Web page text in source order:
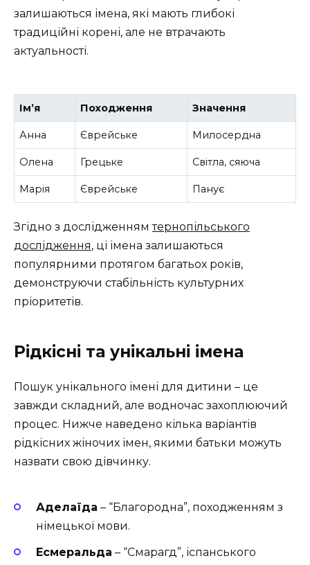
залишаються імена, які мають глибокі
традиційні корені, але не втрачають
актуальності.
Ім’я Походження Значення
Анна Єврейське Милосердна
Олена Грецьке Світла, сяюча
Марія Єврейське Панує
Згідно з дослідженнямтернопільського
дослідження, ці імена залишаються
популярними протягом багатьох років,
демонструючи стабільність культурних
пріоритетів.
Рідкісні та унікальні імена
Пошук унікального імені для дитини – це
завжди складний, але водночас захоплюючий
процес. Нижче наведено кілька варіантів
рідкісних жіночих імен, якими батьки можуть
назвати свою дівчинку.
Аделаїда – “Благородна”, походженням з
німецької мови.
Есмеральда – “Смарагд”, іспанського